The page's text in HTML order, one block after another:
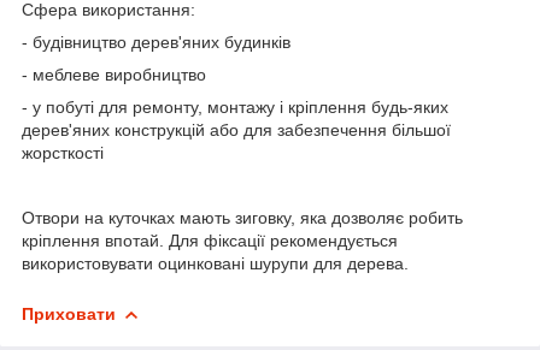
Сфера використання:
- будівництво дерев'яних будинків
- меблеве виробництво
- у побуті для ремонту, монтажу і кріплення будь-яких
дерев'яних конструкцій або для забезпечення більшої
жорсткості
Отвори на куточках мають зиговку, яка дозволяє робить
кріплення впотай. Для фіксації рекомендується
використовувати оцинковані шурупи для дерева.
Приховати